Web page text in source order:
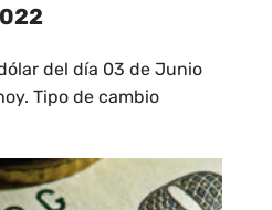
del día 03 de Junio
Tipo de cambio